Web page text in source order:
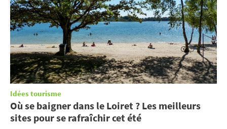
Idées tourisme
Où se baigner dans le Loiret ? Les meilleurs
sites pour se rafraîchir cet été